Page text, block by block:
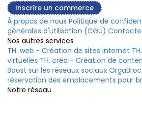
Inscrire un commerce
À propos de nous Politique de
générales d'utilisation (CGU)
Nos autres services
TH. web - Création de sites internet
virtuelles TH. créa - Création de
Boost sur les réseaux sociaux
réservation des emplacements pour
Notre réseau